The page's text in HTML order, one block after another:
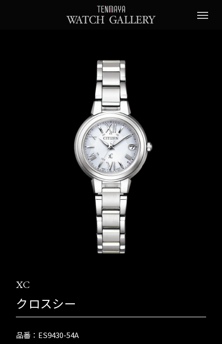
XC
クロスシー
品番：ES9430-54A